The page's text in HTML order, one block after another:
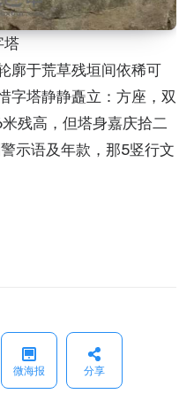
塔
廓于荒草残垣间依稀可
字塔静静矗立：方座，双
残高，但塔身嘉庆拾二
示语及年款，那5竖行文
微海报 分享